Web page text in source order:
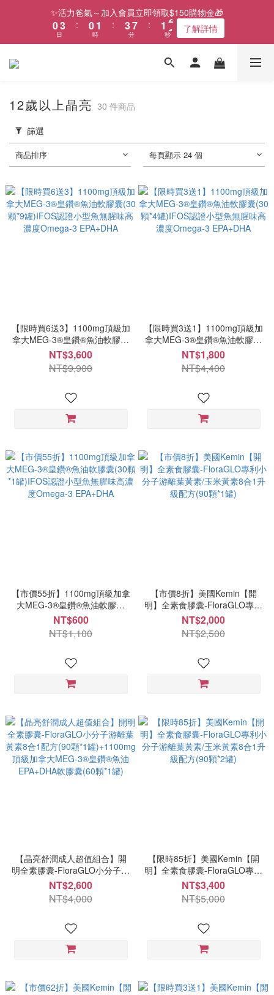
✨活力爸氣～加入會員立即領取$150購物金🎁
1
0
4
3
2
日
:
1
0
2
1
0
時
:
4
3
2
8
7
6
1
分
:
2
1
0
2
1
0
秒 了解詳情
12歲以上晶亮 30 件商品
篩選
商品排序 每頁顯示 24 個
【限時買6送3】1100mg頂級加
拿大MEG-3®皇鑽®魚油軟膠囊
(30顆*9罐)IFOS認證小型魚無
腥味高濃度Omega-3
EPA+DHA
NT$3,600
NT$9,900
【限時買3送1】1100mg頂級加
拿大MEG-3®皇鑽®魚油軟膠囊
(30顆*4罐)IFOS認證小型魚無
腥味高濃度Omega-3
EPA+DHA
NT$1,800
NT$4,400
【市價55折】1100mg頂級加拿
大MEG-3®皇鑽®魚油軟膠囊
(30顆*1罐)IFOS認證小型魚無
腥味高濃度Omega-3
EPA+DHA
NT$600
NT$1,100
【市價8折】美國Kemin【開
明】全素食膠囊-FloraGLO專利
小分子游離葉黃素/玉米黃素8合
1升級配方(90顆*1罐)
NT$2,000
NT$2,500
【晶亮舒潤成人超值組合】開
明全素膠囊-FloraGLO小分子游
離葉黃素8合1配方(90顆*1
罐)+1100mg頂級加拿大MEG-
3®皇鑽®魚油EPA+DHA軟膠囊
NT$2,600
NT$4,000
【限時85折】美國Kemin【開
明】全素食膠囊-FloraGLO專利
小分子游離葉黃素/玉米黃素8合
1升級配方(90顆*2罐)
NT$3,400
NT$5,000